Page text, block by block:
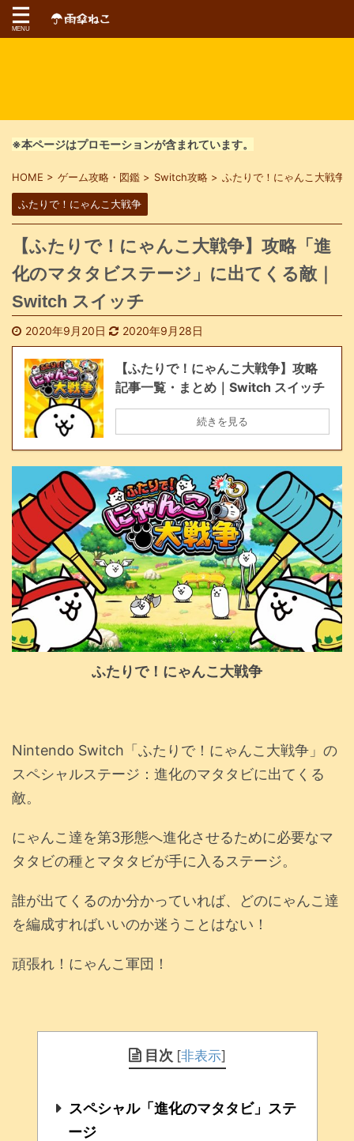
※本ページはプロモーションが含まれています。
HOME > ゲーム攻略・図鑑 > Switch攻略 > ふたりで！にゃんこ大戦争
ふたりで！にゃんこ大戦争
【ふたりで！にゃんこ大戦争】攻略「進
化のマタタビステージ」に出てくる敵｜
Switch スイッチ
2020年9月20日 2020年9月28日
【ふたりで！にゃんこ大戦争】攻略
記事一覧・まとめ｜Switch スイッチ
続きを見る
ふたりで！にゃんこ大戦争
Nintendo Switch「ふたりで！にゃんこ大戦争」の
スペシャルステージ：進化のマタタビに出てくる
敵。
にゃんこ達を第3形態へ進化させるために必要なマ
タタビの種とマタタビが手に入るステージ。
誰が出てくるのか分かっていれば、どのにゃんこ達
を編成すればいいのか迷うことはない！
頑張れ！にゃんこ軍団！
目次 [非表示]
スペシャル「進化のマタタビ」ステ
ージ